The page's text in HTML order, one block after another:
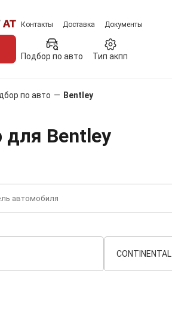
Контакты Доставка Документы
Подбор по авто Тип акпп
по авто — Bentley
для Bentley
CONTINENTAL